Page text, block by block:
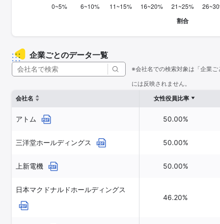
企業ごとのデータ一覧
※会社名での検索対象は「企業
には反映されません。
会社名
女性役員比率
アトム 50.00%
三洋堂ホールディングス 50.00%
上新電機 50.00%
日本マクドナルドホールディングス
46.20%